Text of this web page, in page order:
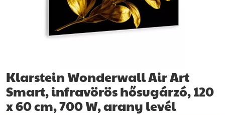
Klarstein Wonderwall Air Art
Smart, infravörös hősugárzó, 120
x 60 cm, 700 W, arany levél